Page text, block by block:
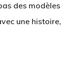
des modèles
une histoire,